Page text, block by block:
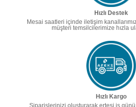
Hızlı Destek
Mesai saatleri içinde iletişim
müşteri temsilcilerimize hızla
Hızlı Kargo
Siparişlerinizi oluşturarak ertesi iş